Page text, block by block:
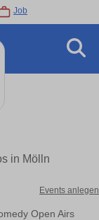
Job
in Mölln
Events anlegen
Open Airs